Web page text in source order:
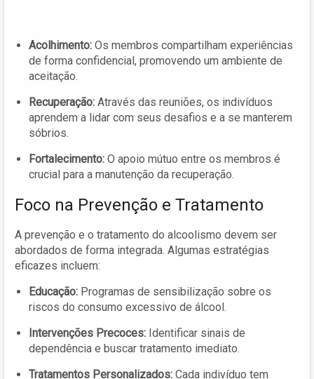
Acolhimento: Os membros compartilham experiências
de forma confidencial, promovendo um ambiente de
aceitação.
Recuperação: Através das reuniões, os indivíduos
aprendem a lidar com seus desafios e a se manterem
sóbrios.
Fortalecimento: O apoio mútuo entre os membros é
crucial para a manutenção da recuperação.
Foco na Prevenção e Tratamento
A prevenção e o tratamento do alcoolismo devem ser
abordados de forma integrada. Algumas estratégias
eficazes incluem:
Educação: Programas de sensibilização sobre os
riscos do consumo excessivo de álcool.
Intervenções Precoces: Identificar sinais de
dependência e buscar tratamento imediato.
Tratamentos Personalizados: Cada indivíduo tem